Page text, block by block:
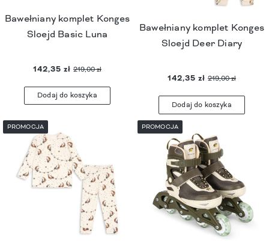
Bawełniany komplet Konges
Sloejd Basic Luna
142,35 zł 219,00 zł
Dodaj do koszyka
Bawełniany komplet Konges
Sloejd Deer Diary
142,35 zł 219,00 zł
Dodaj do koszyka
PROMOCJA PROMOCJA